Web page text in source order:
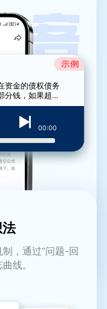
资金的债权债务
分钱，如果超过
00:00
法
，通过“问题-回
线。